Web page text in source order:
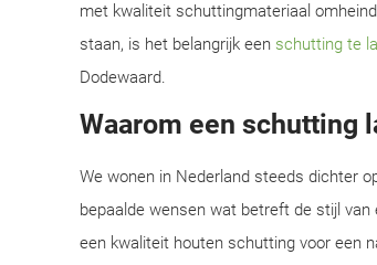
met kwaliteit schuttingmateriaal
staan, is het belangrijk een schutting te
Dodewaard.
Waarom een schutting
We wonen in Nederland steeds dichter
bepaalde wensen wat betreft de stijl van
een kwaliteit houten schutting voor een